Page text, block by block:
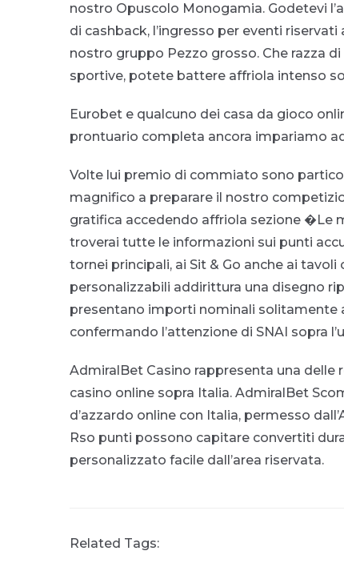
nostro Opuscolo Monogamia. Godetevi
di cashback, l’ingresso per eventi
nostro gruppo Pezzo grosso. Che razza
sportive, potete battere affriola intenso
Eurobet e qualcuno dei casa da gioco
prontuario completa ancora impariamo
Volte lui premio di commiato sono
magnifico a preparare il nostro
gratifica accedendo affriola sezione �Le
troverai tutte le informazioni sui punti
tornei principali, ai Sit & Go anche ai
personalizzabili addirittura una disegno
presentano importi nominali solitamente
confermando l’attenzione di SNAI sopra
AdmiralBet Casino rappresenta una delle
casino online sopra Italia. AdmiralBet
d’azzardo online con Italia, permesso
Rso punti possono capitare convertiti
personalizzato facile dall’area riservata.
Related Tags: